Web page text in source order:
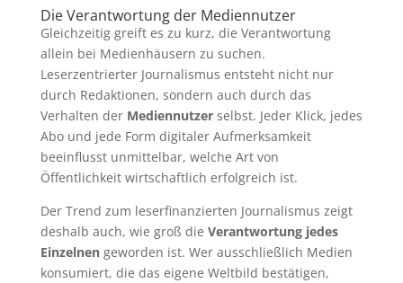
Die Verantwortung der Mediennutzer
Gleichzeitig greift es zu kurz, die Verantwortung
allein bei Medienhäusern zu suchen.
Leserzentrierter Journalismus entsteht nicht nur
durch Redaktionen, sondern auch durch das
Verhalten der Mediennutzerselbst. Jeder Klick, jedes
Abo und jede Form digitaler Aufmerksamkeit
beeinflusst unmittelbar, welche Art von
Öffentlichkeit wirtschaftlich erfolgreich ist.
Der Trend zum leserfinanzierten Journalismus zeigt
deshalb auch, wie groß die Verantwortung jedes
Einzelnengeworden ist. Wer ausschließlich Medien
konsumiert, die das eigene Weltbild bestätigen,